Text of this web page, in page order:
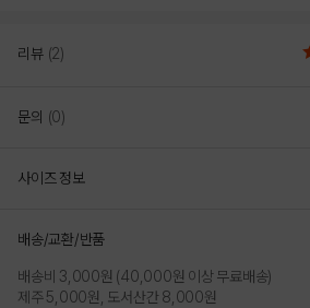
리뷰 (2)
문의 (0)
사이즈 정보
배송/교환/반품
배송비 3,000원 (40,000원 이상 무료배송)
제주 5,000원, 도서산간 8,000원